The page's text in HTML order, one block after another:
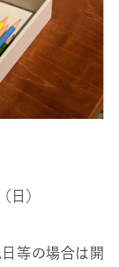
日）
等の場合は開